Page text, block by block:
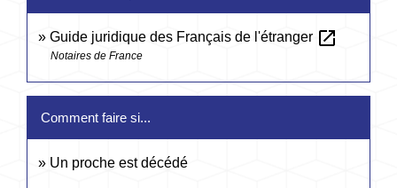
Guide juridique des Français de l'étranger open_in_new
Notaires de France
Comment faire si...
Un proche est décédé